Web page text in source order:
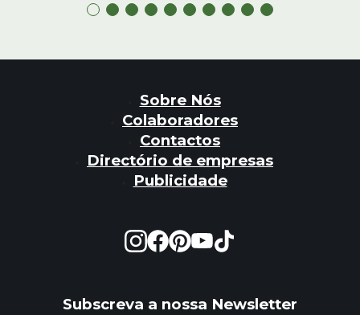
Sobre Nós
Colaboradores
Contactos
Directório de empresas
Publicidade
Subscreva a nossa Newsletter